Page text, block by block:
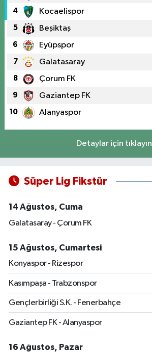
4 Kocaelispor
5 Beşiktaş
6 Eyüpspor
7 Galatasaray
8 Çorum FK
9 Gaziantep FK
10 Alanyaspor
Detaylar için tıklayın
Süper Lig Fikstür
14 Ağustos, Cuma
Galatasaray - Çorum FK
15 Ağustos, Cumartesi
Konyaspor - Rizespor
Kasımpaşa - Trabzonspor
Gençlerbirliği S.K. - Fenerbahçe
Gaziantep FK - Alanyaspor
16 Ağustos, Pazar